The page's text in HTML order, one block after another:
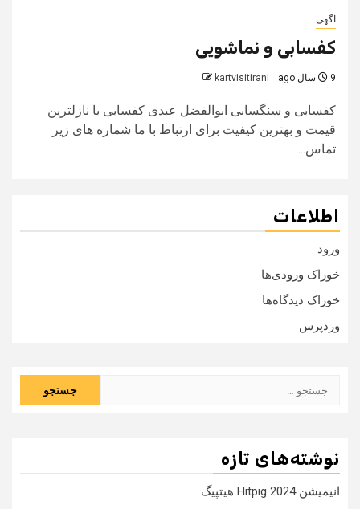
اگهی
کفسابی و نماشویی
9 سال ago kartvisitirani
کفسابی و سنگسابی ابوالفضل عبدی کفسابی با نازلترین
قیمت و بهترین کیفیت برای ارتباط با ما شماره های زیر
تماس...
اطلاعات
ورود
خوراک ورودی‌ها
خوراک دیدگاه‌ها
وردپرس
نوشته‌های تازه
انیمیشن Hitpig 2024 هیتپیگ